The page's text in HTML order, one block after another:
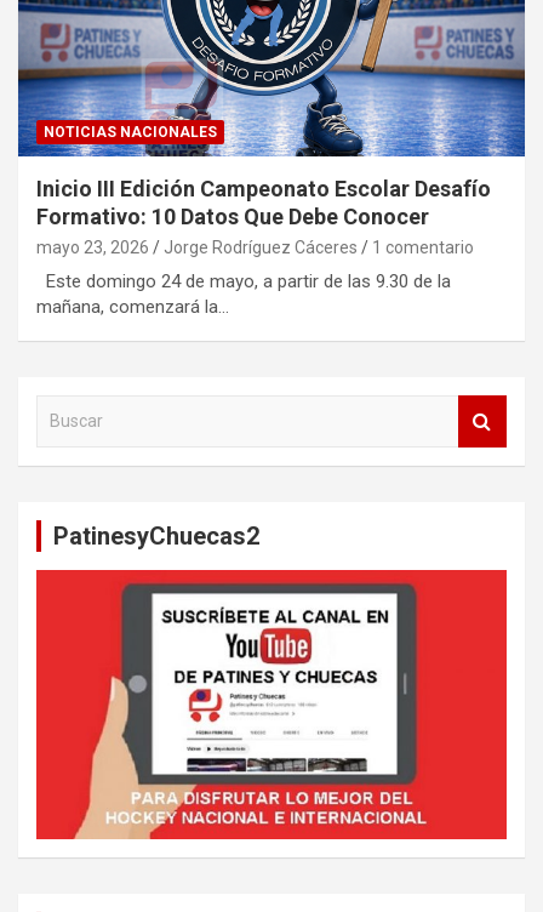
NOTICIAS NACIONALES
Inicio III Edición Campeonato Escolar Desafío
Formativo: 10 Datos Que Debe Conocer
mayo 23, 2026 Jorge Rodríguez Cáceres 1 comentario
Este domingo 24 de mayo, a partir de las 9.30 de la
mañana, comenzará la…
PatinesyChuecas2